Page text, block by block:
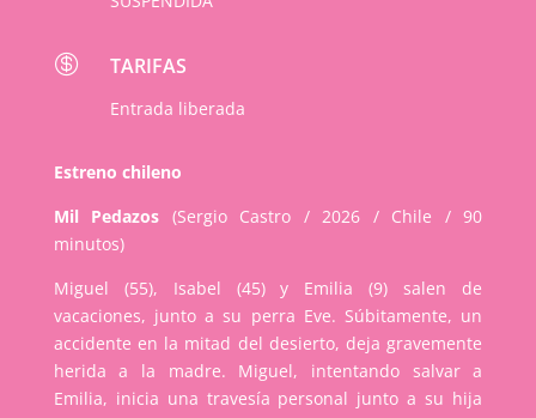
 TARIFAS
Entrada liberada
Estreno chileno
Mil Pedazos (Sergio Castro / 2026 / Chile / 90
minutos)
Miguel (55), Isabel (45) y Emilia (9) salen de
vacaciones, junto a su perra Eve. Súbitamente, un
accidente en la mitad del desierto, deja gravemente
herida a la madre. Miguel, intentando salvar a
Emilia, inicia una travesía personal junto a su hija